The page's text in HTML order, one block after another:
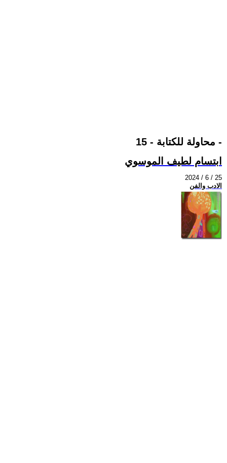
محاولة للكتابة - 15 -
ابتسام لطيف الموسوي
2024 / 6 / 25
الادب والفن